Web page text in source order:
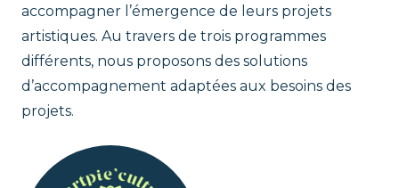
i
c
e
accompagner l’émergence de leurs projets
artistiques. Au travers de trois programmes
différents, nous proposons des solutions
d’accompagnement adaptées aux besoins des
projets.